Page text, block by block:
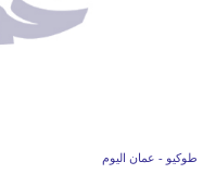
طوكيو - عمان اليوم